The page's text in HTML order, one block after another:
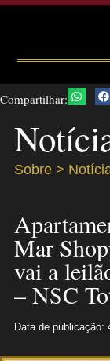
Compartilhar:
Sobre >
Mar
vai a
– NSC
Data de publicação: